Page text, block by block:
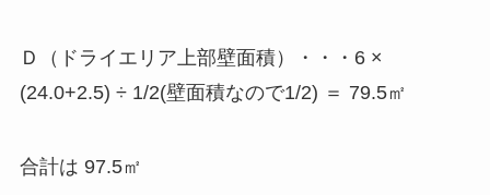
Ｄ（ドライエリア上部壁面積）・・・6 ×
(24.0+2.5) ÷ 1/2(壁面積なので1/2) ＝ 79.5㎡
合計は 97.5㎡